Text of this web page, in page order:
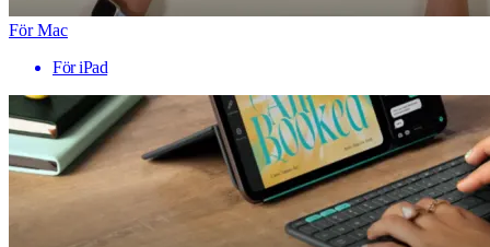
För Mac
För iPad